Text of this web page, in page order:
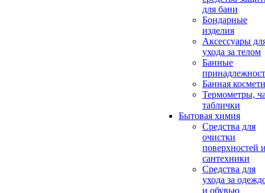
для бани
Бондарные
изделия
Аксеcсуары
ухода за телом
Банные
Банная
Термометры,
таблички
Бытовая химия
Средства для
очистки
поверхностей
сантехники
Средства для
ухода за
и обувью